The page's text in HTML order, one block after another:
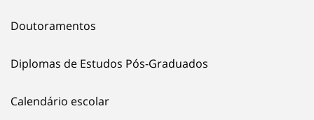
Doutoramentos
Diplomas de Estudos Pós-Graduados
Calendário escolar